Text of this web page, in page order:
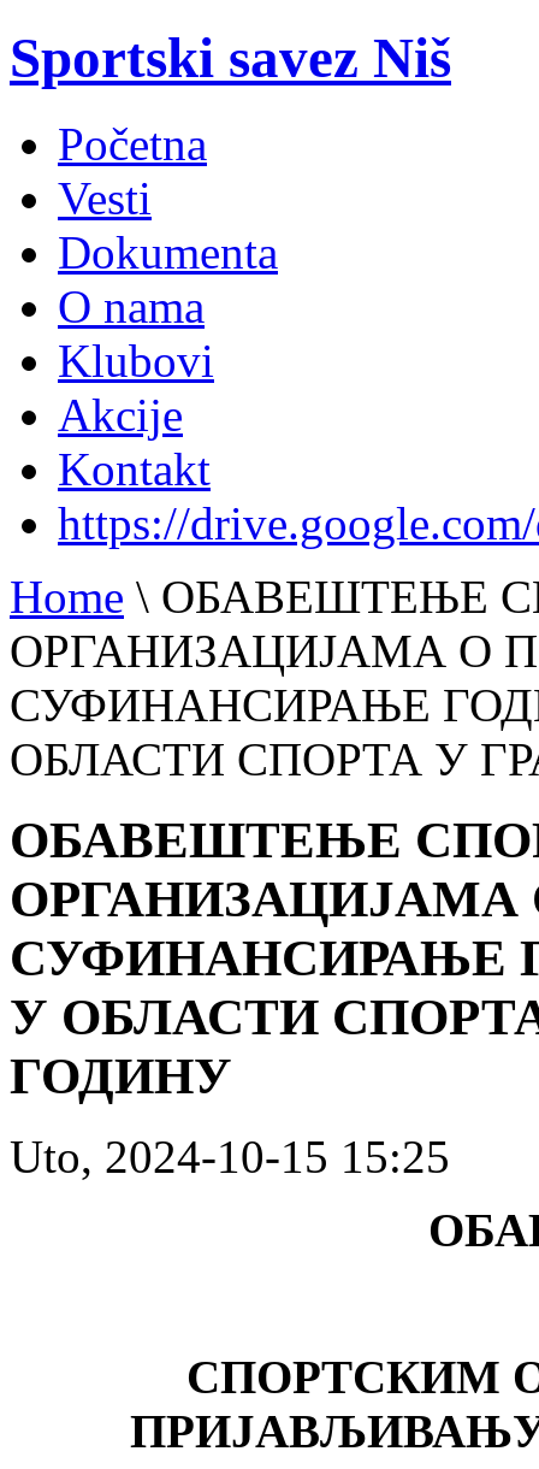
Sportski savez Niš
Početna
Vesti
Dokumenta
O nama
Klubovi
Akcije
Kontakt
https://
Home \ ОБАВЕШТЕЊЕ
ОРГАНИЗАЦИЈАМА О
СУФИНАНСИРАЊЕ
ОБЛАСТИ СПОРТА У
ОБАВЕШТЕЊЕ
СУФИНАНСИРАЊЕ
У ОБЛАСТИ
ГОДИНУ
Uto, 2024-10-15 15:25
СПОРТСКИМ